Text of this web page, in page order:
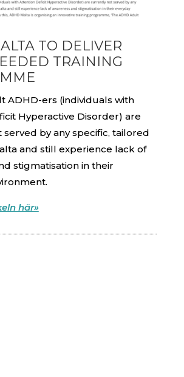
TO DELIVER
TRAINING
ADHD-ers (individuals with
Hyperactive Disorder) are
by any specific, tailored
and still experience lack of
stigmatisation in their
här»